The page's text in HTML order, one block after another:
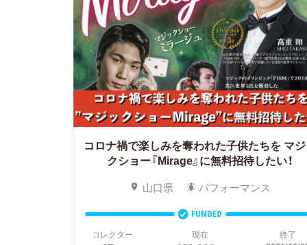
コロナ禍で楽しみを奪われた子供たちを マ
クショー『Mirage』に無料招待したい！
山口県 パフォーマンス
FUNDED
コレクター
現在 終了